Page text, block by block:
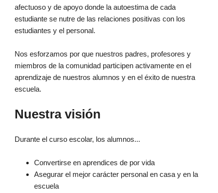
afectuoso y de apoyo donde la autoestima de cada
estudiante se nutre de las relaciones positivas con los
estudiantes y el personal.
Nos esforzamos por que nuestros padres, profesores y
miembros de la comunidad participen activamente en el
aprendizaje de nuestros alumnos y en el éxito de nuestra
escuela.
Nuestra visión
Durante el curso escolar, los alumnos...
Convertirse en aprendices de por vida
Asegurar el mejor carácter personal en casa y en la
escuela